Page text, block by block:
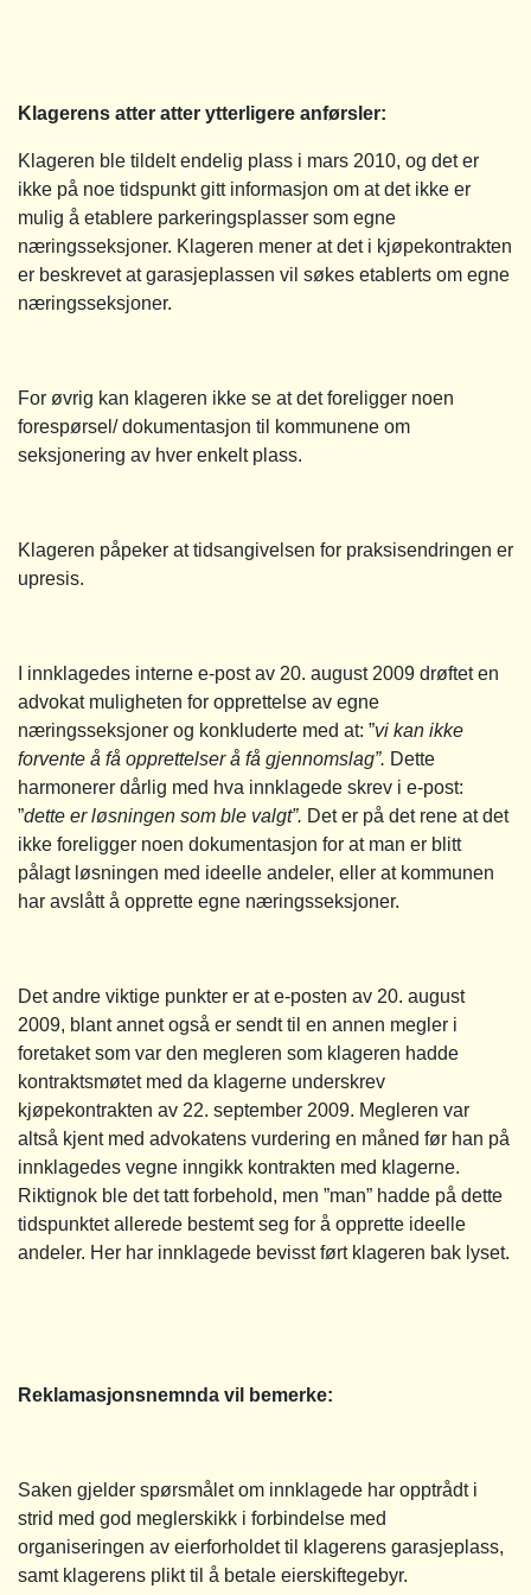
Klagerens atter atter ytterligere anførsler:
Klageren ble tildelt endelig plass i mars 2010, og det er
ikke på noe tidspunkt gitt informasjon om at det ikke er
mulig å etablere parkeringsplasser som egne
næringsseksjoner. Klageren mener at det i kjøpekontrakten
er beskrevet at garasjeplassen vil søkes etablerts om egne
næringsseksjoner.
For øvrig kan klageren ikke se at det foreligger noen
forespørsel/ dokumentasjon til kommunene om
seksjonering av hver enkelt plass.
Klageren påpeker at tidsangivelsen for praksisendringen er
upresis.
I innklagedes interne e-post av 20. august 2009 drøftet en
advokat muligheten for opprettelse av egne
næringsseksjoner og konkluderte med at: ”vi kan ikke
forvente å få opprettelser å få gjennomslag”. Dette
harmonerer dårlig med hva innklagede skrev i e-post:
”dette er løsningen som ble valgt”. Det er på det rene at det
ikke foreligger noen dokumentasjon for at man er blitt
pålagt løsningen med ideelle andeler, eller at kommunen
har avslått å opprette egne næringsseksjoner.
Det andre viktige punkter er at e-posten av 20. august
2009, blant annet også er sendt til en annen megler i
foretaket som var den megleren som klageren hadde
kontraktsmøtet med da klagerne underskrev
kjøpekontrakten av 22. september 2009. Megleren var
altså kjent med advokatens vurdering en måned før han på
innklagedes vegne inngikk kontrakten med klagerne.
Riktignok ble det tatt forbehold, men ”man” hadde på dette
tidspunktet allerede bestemt seg for å opprette ideelle
andeler. Her har innklagede bevisst ført klageren bak lyset.
Reklamasjonsnemnda vil bemerke:
Saken gjelder spørsmålet om innklagede har opptrådt i
strid med god meglerskikk i forbindelse med
organiseringen av eierforholdet til klagerens garasjeplass,
samt klagerens plikt til å betale eierskiftegebyr.